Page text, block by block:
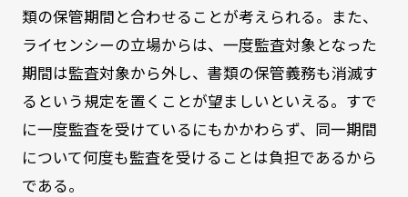
類の保管期間と合わせることが考えられる。また、
ライセンシーの立場からは、一度監査対象となった
期間は監査対象から外し、書類の保管義務も消滅す
るという規定を置くことが望ましいといえる。すで
に一度監査を受けているにもかかわらず、同一期間
について何度も監査を受けることは負担であるから
である。